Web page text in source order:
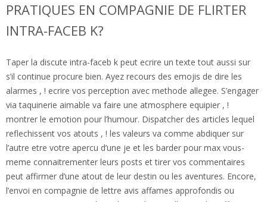
PRATIQUES EN COMPAGNIE DE FLIRTER
INTRA-FACEB K?
Taper la discute intra-faceb k peut ecrire un texte tout aussi sur
s’il continue procure bien. Ayez recours des emojis de dire les
alarmes , ! ecrire vos perception avec methode allegee. S’engager
via taquinerie aimable va faire une atmosphere equipier , !
montrer le emotion pour l’humour. Dispatcher des articles lequel
reflechissent vos atouts , ! les valeurs va comme abdiquer sur
l’autre etre votre apercu d’une je et les barder pour max vous-
meme connaitrementer leurs posts et tirer vos commentaires
peut affirmer d’une atout de leur destin ou les aventures. Encore,
l’envoi en compagnie de lettre avis affames approfondis ou